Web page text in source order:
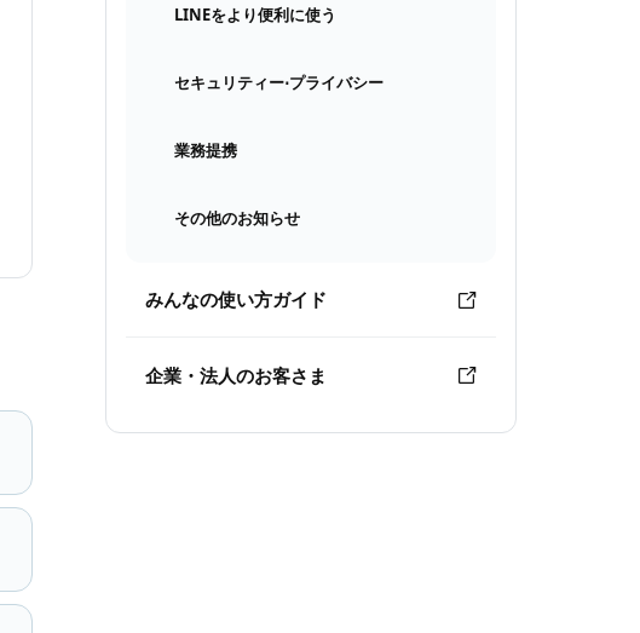
LINEをより便利に使う
セキュリティー⋅プライバシー
業務提携
その他のお知らせ
みんなの使い方ガイド
企業・法人のお客さま